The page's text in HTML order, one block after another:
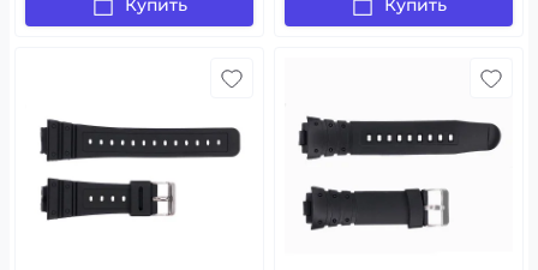
Купить Купить